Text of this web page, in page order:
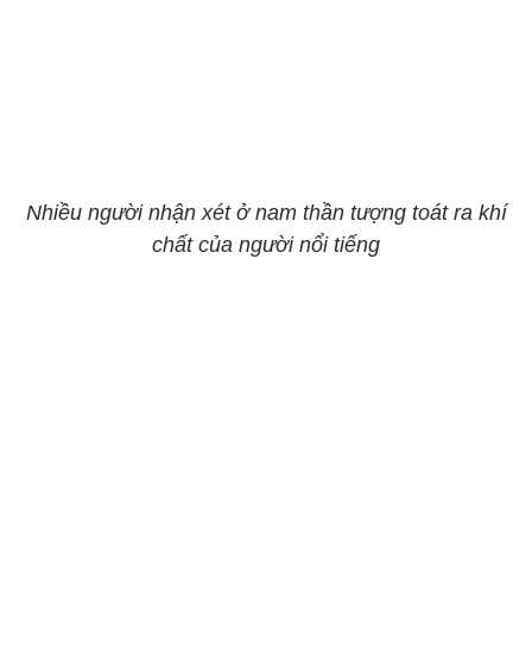
Nhiều người nhận xét ở nam thần tượng toát ra khí
chất của người nổi tiếng